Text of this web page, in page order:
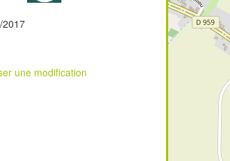
2017
une modification